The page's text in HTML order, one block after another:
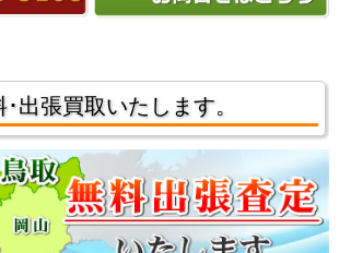
出張買取いたします。